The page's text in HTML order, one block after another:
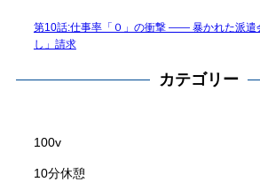
第10話:仕事率「０」の衝撃 —— 暴かれた派遣
し」請求
カテゴリー
100v
10分休憩